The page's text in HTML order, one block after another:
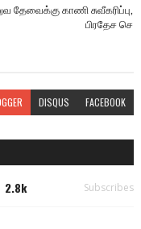
தேவைக்கு காணி சுவீகரிப்பு,
பிரதேச செ
DISQUS FACEBOOK
2.8k Subscribes